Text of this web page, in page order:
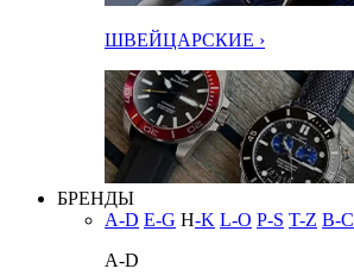
ШВЕЙЦАРСКИЕ ›
БРЕНДЫ
A-D E-G H-K L-O P-S T-Z В-С
A-D